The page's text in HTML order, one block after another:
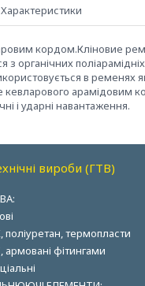
Характеристики
кордом.Кліновие
в ременях
кевларового
і ударні навантаження.
вироби (ГТВ)
поліуретан, термопласти
армовані фітингами